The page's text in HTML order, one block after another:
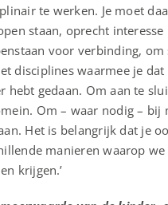
te werken. Je moet
staan, oprecht interesse
voor verbinding, om
disciplines waarmee je dat
hebt gedaan. Om aan te
Om – waar nodig – bij
Het is belangrijk dat je
manieren waarop
krijgen.’